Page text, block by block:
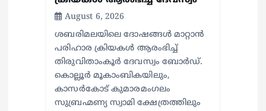
August 6, 2026
ശബരിമലയിലെ ദോഷങ്ങൾ മാറ്റാൻ
പരിഹാര ക്രിയകൾ ആരംഭിച്ച്
തിരുവിതാംകൂർ ദേവസ്വം ബോർഡ്.
കൊല്ലൂർ മൂകാംബികയിലും,
കാസർകോട് കുമാരമംഗലം
സുബ്രഹ്മണ്യ സ്വാമി ക്ഷേത്രത്തിലും